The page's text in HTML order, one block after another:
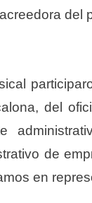
del
del
de
en